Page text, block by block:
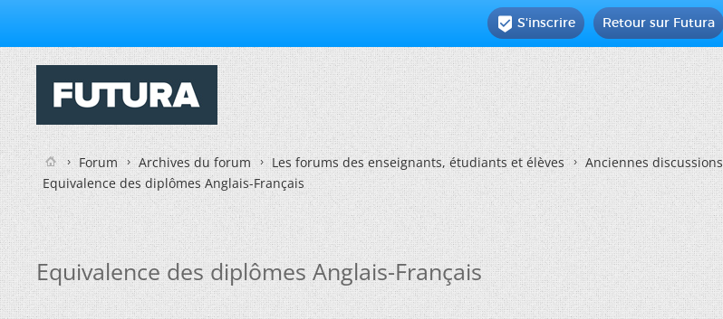
Retour sur Futura
 S'inscrire
Forum Archives du forum Les forums des enseignants, étudiants et élèves Anciennes discussions
Equivalence des diplômes Anglais-Français
Equivalence des diplômes Anglais-Français